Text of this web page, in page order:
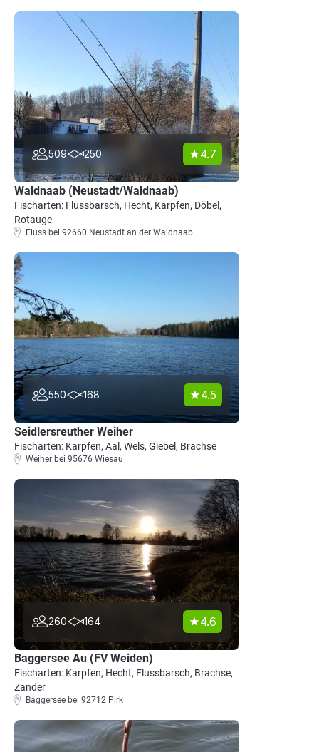
509 250 4.7
Waldnaab (Neustadt/Waldnaab)
Fischarten: Flussbarsch, Hecht, Karpfen, Döbel,
Rotauge
Fluss bei 92660 Neustadt an der Waldnaab
550 168 4.5
Seidlersreuther Weiher
Fischarten: Karpfen, Aal, Wels, Giebel, Brachse
Weiher bei 95676 Wiesau
260 164 4.6
Baggersee Au (FV Weiden)
Fischarten: Karpfen, Hecht, Flussbarsch, Brachse,
Zander
Baggersee bei 92712 Pirk